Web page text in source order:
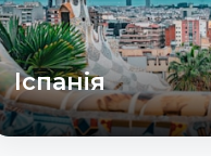
Іспанія